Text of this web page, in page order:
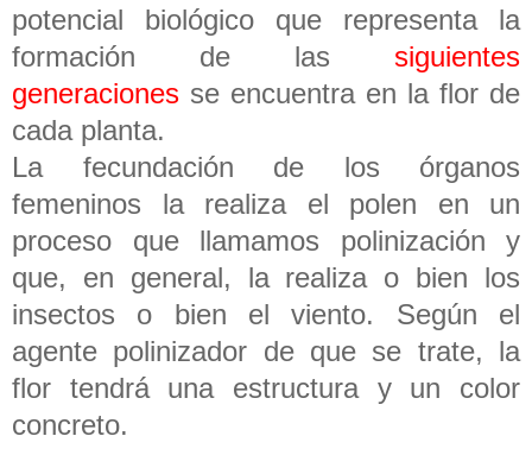
potencial biológico que representa la
formación de las siguientes
generaciones se encuentra en la flor de
cada planta.
La fecundación de los órganos
femeninos la realiza el polen en un
proceso que llamamos polinización y
que, en general, la realiza o bien los
insectos o bien el viento. Según el
agente polinizador de que se trate, la
flor tendrá una estructura y un color
concreto.